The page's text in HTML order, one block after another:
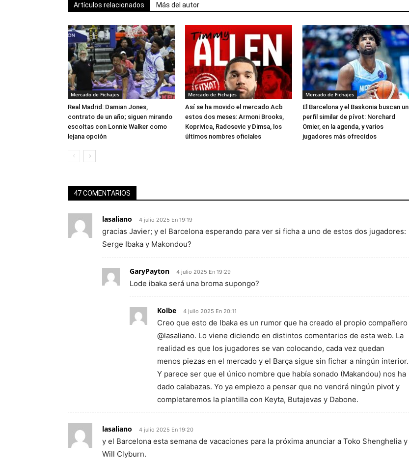
Artículos relacionados Más del autor
Mercado de Fichajes
Real Madrid: Damian Jones,
contrato de un año; siguen mirando
escoltas con Lonnie Walker como
lejana opción
Mercado de Fichajes
Así se ha movido el mercado Acb
estos dos meses: Armoni Brooks,
Koprivica, Radosevic y Dimsa, los
últimos nombres oficiales
Mercado de Fichajes
El Barcelona y el Baskonia buscan un
perfil similar de pívot: Norchard
Omier, en la agenda, y varios
jugadores más ofrecidos
47 COMENTARIOS
lasaliano 4 julio 2025 En 19:19
gracias Javier; y el Barcelona esperando para ver si ficha a uno de estos dos jugadores:
Serge Ibaka y Makondou?
GaryPayton 4 julio 2025 En 19:29
Lode ibaka será una broma supongo?
Kolbe 4 julio 2025 En 20:11
Creo que esto de Ibaka es un rumor que ha creado el propio compañero
@lasaliano. Lo viene diciendo en distintos comentarios de esta web. La
realidad es que los jugadores se van colocando, cada vez quedan
menos piezas en el mercado y el Barça sigue sin fichar a ningún interior.
Y parece ser que el único nombre que había sonado (Makandou) nos ha
dado calabazas. Yo ya empiezo a pensar que no vendrá ningún pivot y
completaremos la plantilla con Keyta, Butajevas y Dabone.
lasaliano 4 julio 2025 En 19:20
y el Barcelona esta semana de vacaciones para la próxima anunciar a Toko Shenghelia y
Will Clyburn.